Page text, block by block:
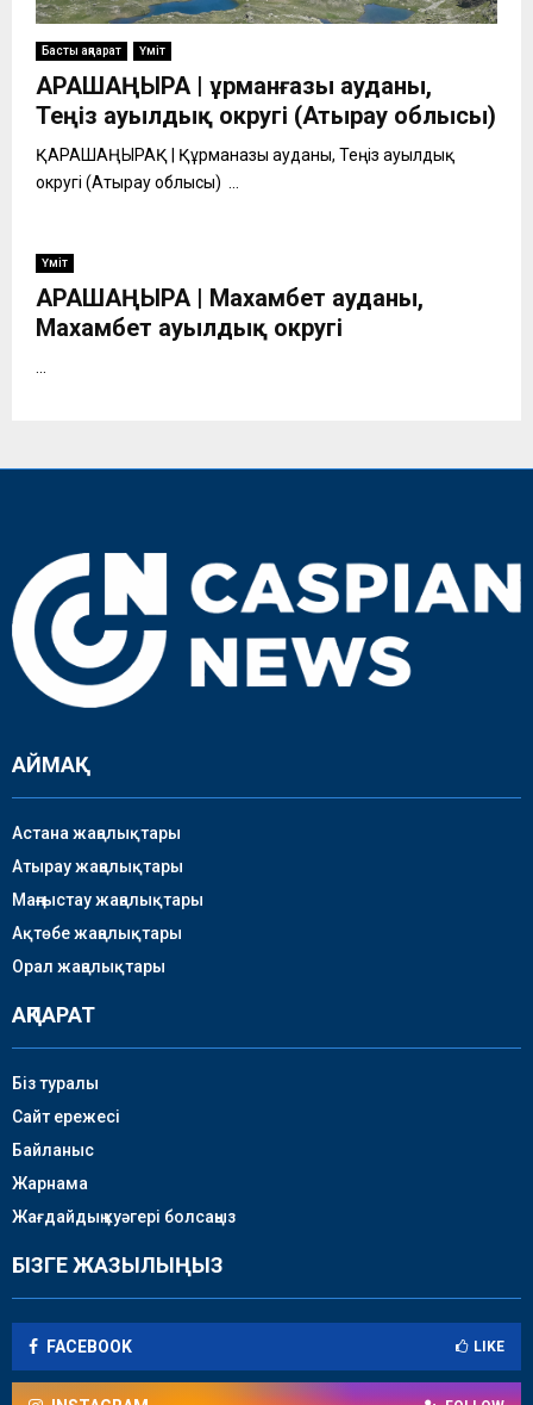
Басты ақпарат Үміт
ҚАРАШАҢЫРАҚ | Құрманғазы ауданы,
Теңіз ауылдық округі (Атырау облысы)
ҚАРАШАҢЫРАҚ | Құрманғазы ауданы, Теңіз ауылдық
округі (Атырау облысы) ...
Үміт
ҚАРАШАҢЫРАҚ | Махамбет ауданы,
Махамбет ауылдық округі
АЙМАҚ
Астана жаңалықтары
Атырау жаңалықтары
Маңғыстау жаңалықтары
Ақтөбе жаңалықтары
Орал жаңалықтары
АҚПАРАТ
Біз туралы
Сайт ережесі
Байланыс
Жарнама
Жағдайдың куәгері болсаңыз
БІЗГЕ ЖАЗЫЛЫҢЫЗ
FACEBOOK LIKE